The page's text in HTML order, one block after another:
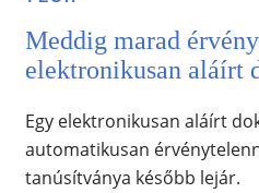
Meddig marad
elektronikusan aláírt
Egy elektronikusan aláírt
automatikusan
tanúsítványa később lejár.